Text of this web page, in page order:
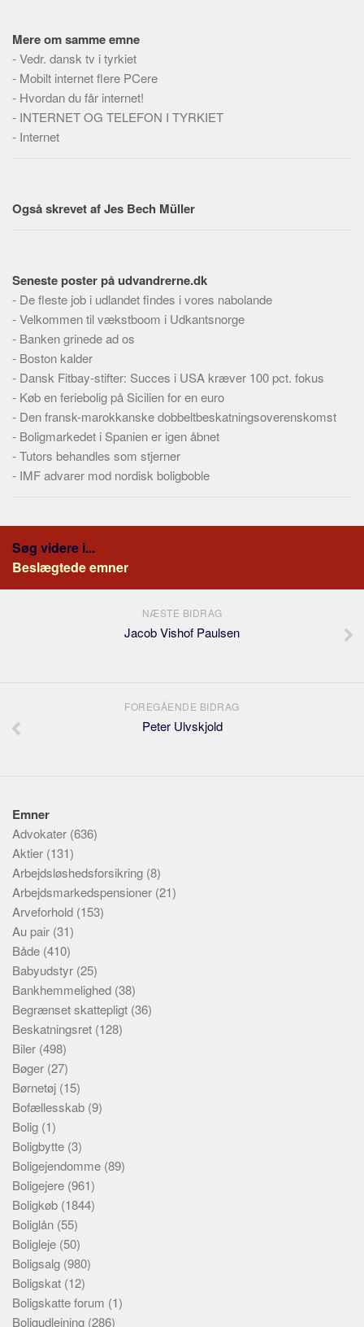
Jura og regler
Skatter og afgifter
Statistik
Praktisk
Alle
Emner
Steder
Kilder
Om
Webstedet
Forhistorien
Redigering
Tekstannoncer
Bannere
Mere om samme emne
-Vedr. dansk tv i tyrkiet
- Mobilt internet flere PCere
- Hvordan du får internet!
- INTERNET OG TELEFON I TYRKIET
- Internet
Også skrevet af Jes Bech Müller
Seneste poster på udvandrerne.dk
- De fleste job i udlandet findes i vores nabolande
-Velkommen til vækstboom i Udkantsnorge
- Banken grinede ad os
- Boston kalder
- Dansk Fitbay-stifter: Succes i USA kræver 100 pct. fokus
- Køb en feriebolig på Sicilien for en euro
- Den fransk-marokkanske dobbeltbeskatningsoverenskomst
- Boligmarkedet i Spanien er igen åbnet
-Tutors behandles som stjerner
- IMF advarer mod nordisk boligboble
Søg videre i...
Beslægtede emner
NÆSTE BIDRAG
Jacob Vishof Paulsen
FOREGÅENDE BIDRAG
Peter Ulvskjold
Emner
Advokater (636)
Aktier (131)
Arbejdsløshedsforsikring (8)
Arbejdsmarkedspensioner (21)
Arveforhold (153)
Au pair (31)
Både (410)
Babyudstyr (25)
Bankhemmelighed (38)
Begrænset skattepligt (36)
Beskatningsret (128)
Biler (498)
Bøger (27)
Børnetøj (15)
Bofællesskab (9)
Bolig (1)
Boligbytte (3)
Boligejendomme (89)
Boligejere (961)
Boligkøb (1844)
Boliglån (55)
Boligleje (50)
Boligsalg (980)
Boligskat (12)
Boligskatte forum (1)
Boligudlejning (286)